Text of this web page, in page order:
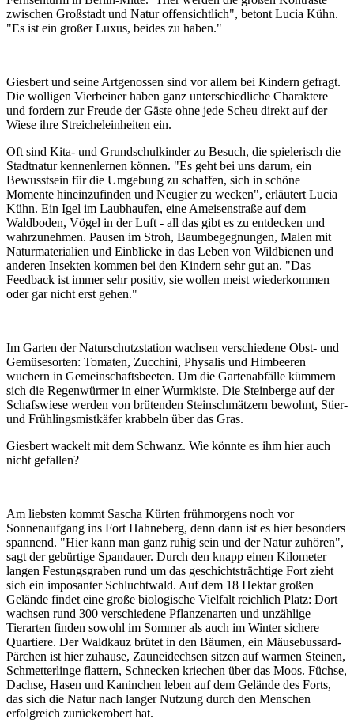
zwischen Großstadt und Natur offensichtlich", betont Lucia Kühn.
"Es ist ein großer Luxus, beides zu haben."
Giesbert und seine Artgenossen sind vor allem bei Kindern gefragt.
Die wolligen Vierbeiner haben ganz unterschiedliche Charaktere
und fordern zur Freude der Gäste ohne jede Scheu direkt auf der
Wiese ihre Streicheleinheiten ein.
Oft sind Kita- und Grundschulkinder zu Besuch, die spielerisch die
Stadtnatur kennenlernen können. "Es geht bei uns darum, ein
Bewusstsein für die Umgebung zu schaffen, sich in schöne
Momente hineinzufinden und Neugier zu wecken", erläutert Lucia
Kühn. Ein Igel im Laubhaufen, eine Ameisenstraße auf dem
Waldboden, Vögel in der Luft - all das gibt es zu entdecken und
wahrzunehmen. Pausen im Stroh, Baumbegegnungen, Malen mit
Naturmaterialien und Einblicke in das Leben von Wildbienen und
anderen Insekten kommen bei den Kindern sehr gut an. "Das
Feedback ist immer sehr positiv, sie wollen meist wiederkommen
oder gar nicht erst gehen."
Im Garten der Naturschutzstation wachsen verschiedene Obst- und
Gemüsesorten: Tomaten, Zucchini, Physalis und Himbeeren
wuchern in Gemeinschaftsbeeten. Um die Gartenabfälle kümmern
sich die Regenwürmer in einer Wurmkiste. Die Steinberge auf der
Schafswiese werden von brütenden Steinschmätzern bewohnt, Stier-
und Frühlingsmistkäfer krabbeln über das Gras.
Giesbert wackelt mit dem Schwanz. Wie könnte es ihm hier auch
nicht gefallen?
Am liebsten kommt Sascha Kürten frühmorgens noch vor
Sonnenaufgang ins Fort Hahneberg, denn dann ist es hier besonders
spannend. "Hier kann man ganz ruhig sein und der Natur zuhören",
sagt der gebürtige Spandauer. Durch den knapp einen Kilometer
langen Festungsgraben rund um das geschichtsträchtige Fort zieht
sich ein imposanter Schluchtwald. Auf dem 18 Hektar großen
Gelände findet eine große biologische Vielfalt reichlich Platz: Dort
wachsen rund 300 verschiedene Pflanzenarten und unzählige
Tierarten finden sowohl im Sommer als auch im Winter sichere
Quartiere. Der Waldkauz brütet in den Bäumen, ein Mäusebussard-
Pärchen ist hier zuhause, Zauneidechsen sitzen auf warmen Steinen,
Schmetterlinge flattern, Schnecken kriechen über das Moos. Füchse,
Dachse, Hasen und Kaninchen leben auf dem Gelände des Forts,
das sich die Natur nach langer Nutzung durch den Menschen
erfolgreich zurückerobert hat.